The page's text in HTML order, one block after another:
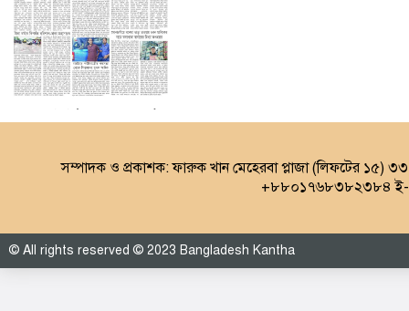
সম্পাদক ও প্রকাশক: ফারুক খান মেহেরবা প্লাজা (লিফটের ১৫)
+৮৮০১৭৬৮৩৮২৩৮৪ ই-
© All rights reserved © 2023 Bangladesh Kantha